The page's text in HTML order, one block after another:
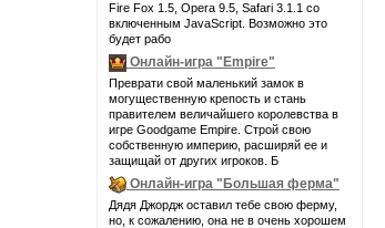
Fire Fox 1.5, Opera 9.5, Safari 3.1.1 со
включенным JavaScript. Возможно это
будет рабо
Онлайн-игра "Empire"
Преврати свой маленький замок в
могущественную крепость и стань
правителем величайшего королевства в
игре Goodgame Empire. Строй свою
собственную империю, расширяй ее и
защищай от других игроков. Б
Онлайн-игра "Большая ферма"
Дядя Джордж оставил тебе свою ферму,
но, к сожалению, она не в очень хорошем